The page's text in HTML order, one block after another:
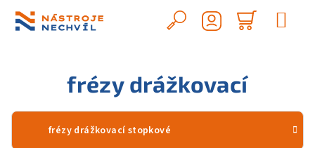
obsah
Hledat
košík
frézy drážkovací
frézy drážkovací stopkové